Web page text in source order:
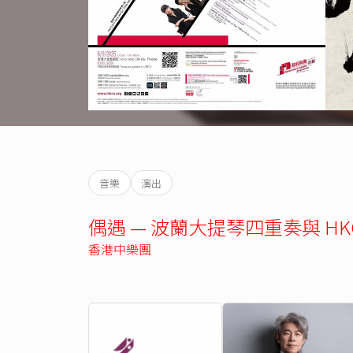
音樂 演出
偶遇 — 波蘭大提琴四重奏與
香港中樂團